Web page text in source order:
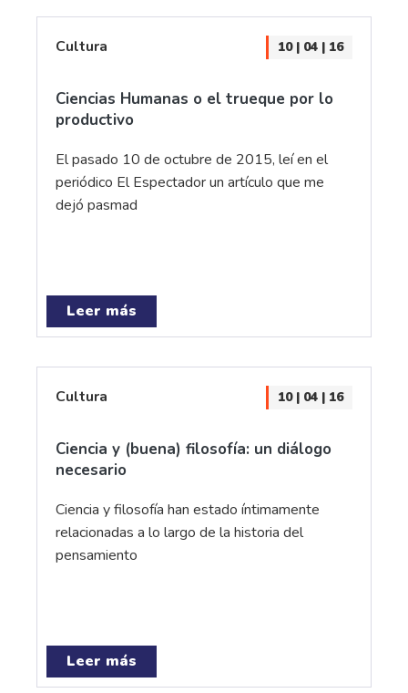
Cultura 10 | 04 | 16
Ciencias Humanas o el trueque por lo
productivo
El pasado 10 de octubre de 2015, leí en el
periódico El Espectador un artículo que me
dejó pasmad
Leer más
Cultura 10 | 04 | 16
Ciencia y (buena) filosofía: un diálogo
necesario
Ciencia y filosofía han estado íntimamente
relacionadas a lo largo de la historia del
pensamiento
Leer más